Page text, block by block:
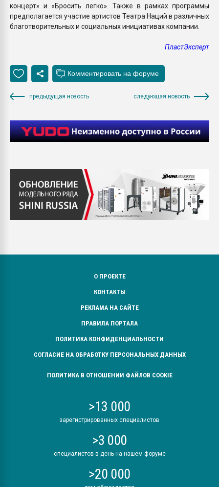
концерт» и «Бросить легко». Также в рамках программы
предполагается участие артистов Театра Наций в различных
благотворительных и социальных инициативах компании.
ПластЭксперт
предыдущая новость следующая новость
О ПРОЕКТЕ
КОНТАКТЫ
РЕКЛАМА НА САЙТЕ
ПРАВИЛА ПОРТАЛА
ПОЛИТИКА КОНФИДЕНЦИАЛЬНОСТИ
СОГЛАСИЕ НА ОБРАБОТКУ ПЕРСОНАЛЬНЫХ ДАННЫХ
ПОЛИТИКА В ОТНОШЕНИИ ФАЙЛОВ COOKIE
>13 000
зарегистрированных специалистов
>3 000
специалистов в день на нашем форуме
>20 000